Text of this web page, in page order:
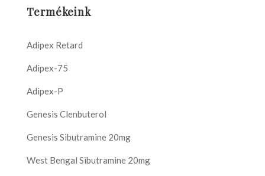
Termékeink
Adipex Retard
Adipex-75
Adipex-P
Genesis Clenbuterol
Genesis Sibutramine 20mg
West Bengal Sibutramine 20mg